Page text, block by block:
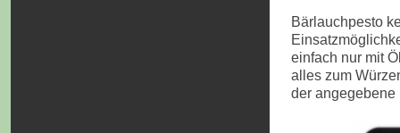
Bärlauchpesto
einfach nur mit
alles zum
der angegebene